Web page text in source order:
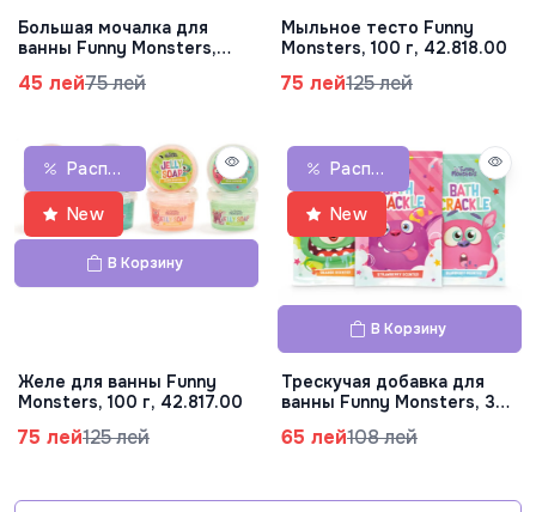
Большая мочалка для
ванны Funny Monsters,
45 лей75 лей
Мыльное тесто Funny
Monsters, 100 г, 42.818.00
75 лей125 лей
Распродажа
New
В Корзину
Желе для ванны Funny
Monsters, 100 г, 42.817.00
75 лей125 лей
Распродажа
New
В Корзину
Трескучая добавка для
ванны Funny Monsters, 30
65 лей108 лей